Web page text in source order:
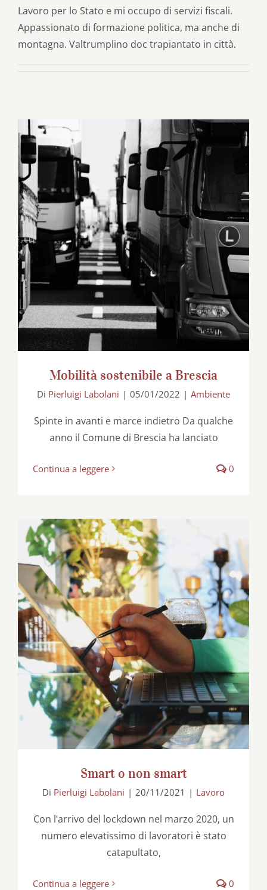
Lavoro per lo Stato e mi occupo di servizi fiscali.
Appassionato di formazione politica, ma anche di
montagna. Valtrumplino doc trapiantato in città.
Mobilità sostenibile a Brescia
Mobilità sostenibile a Brescia
Di Pierluigi Labolani | 05/01/2022 | Ambiente
Spinte in avanti e marce indietro Da qualche
anno il Comune di Brescia ha lanciato
Continua a leggere 0
Smart o non smart
Smart o non smart
Di Pierluigi Labolani | 20/11/2021 | Lavoro
Con l’arrivo del lockdown nel marzo 2020, un
numero elevatissimo di lavoratori è stato
catapultato,
Continua a leggere 0